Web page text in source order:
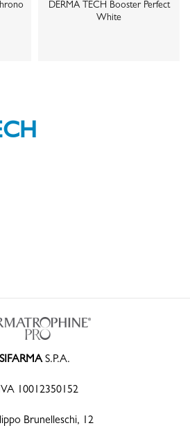
DERMA TECH Booster Perfect
White
SIFARMAS.P.A.
10012350152
Brunelleschi, 12